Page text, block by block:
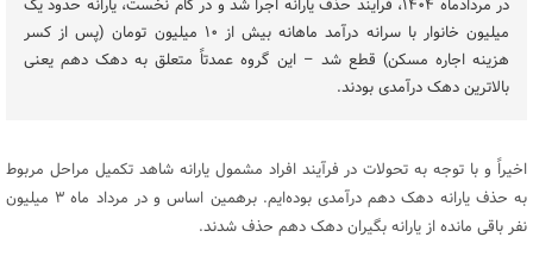
در مردادماه ۱۴۰۴، فرایند حذف یارانه اجرا شد و در گام نخست، یارانه حدود یک
میلیون خانوار با سرانه درآمد ماهانه بیش از ۱۰ میلیون تومان (پس از کسر
هزینه اجاره مسکن) قطع شد – این گروه عمدتاً متعلق به دهک دهم یعنی
بالاترین دهک درآمدی بودند.
اخیراً و با توجه به تحولات در فرآیند افراد مشمول یارانه شاهد تکمیل مراحل مربوط
به حذف یارانه دهک دهم درآمدی بوده‌ایم. برهمین اساس و در مرداد ماه ۳ میلیون
نفر باقی مانده از یارانه بگیران دهک دهم حذف شدند.